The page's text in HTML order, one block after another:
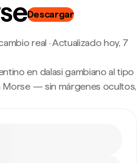
Descargar
real ·Actualizado hoy, 7
en dalasi gambiano al tipo
Morse — sin márgenes ocultos,